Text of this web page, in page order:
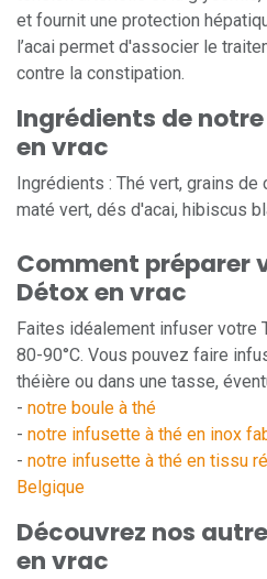
et fournit une protection
l’acai permet d'associer le
contre la constipation.
Ingrédients de
en vrac
Ingrédients : Thé vert, grains
maté vert, dés d'acai, hibiscus
Comment préparer
Détox en vrac
Faites idéalement infuser votre
80-90°C. Vous pouvez faire
théière ou dans une tasse,
- notre boule à thé
- notre infusette à thé en inox
- notre infusette à thé en tissu
Belgique
Découvrez nos
en vrac